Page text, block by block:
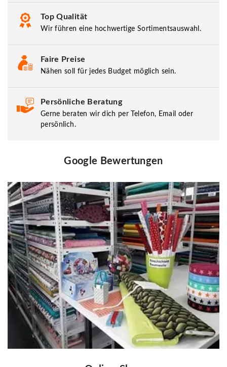
Top Qualität
Wir führen eine hochwertige Sortimentsauswahl.
Faire Preise
Nähen soll für jedes Budget möglich sein.
Persönliche Beratung
Gerne beraten wir dich per Telefon, Email oder
persönlich.
Google Bewertungen